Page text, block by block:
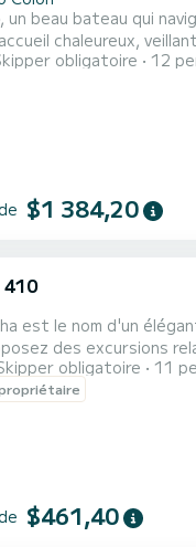
un beau bateau qui
chaleureux,
et élégante. Le
obligatoire 12
$1 384,20
est le nom d'un
des excursions
par les vagues de l'océan
de 12 mètres, bien
obligatoire 11
$461,40